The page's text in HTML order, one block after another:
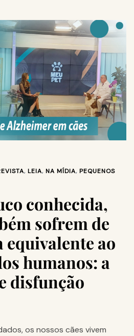
, LEIA, NA MÍDIA, PEQUENOS
conhecida,
sofrem de
equivalente ao
humanos: a
disfunção
os nossos cães vivem